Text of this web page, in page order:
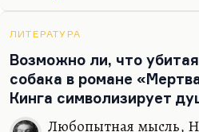
случился кататонический
кажется, что всё-таки
воде во время купания
скорее поверил в
всё странно с Писаревым.
ЛИТЕРАТУРА
Возможно ли, что
собака в романе
Кинга символизирует
Любопытная мысль,